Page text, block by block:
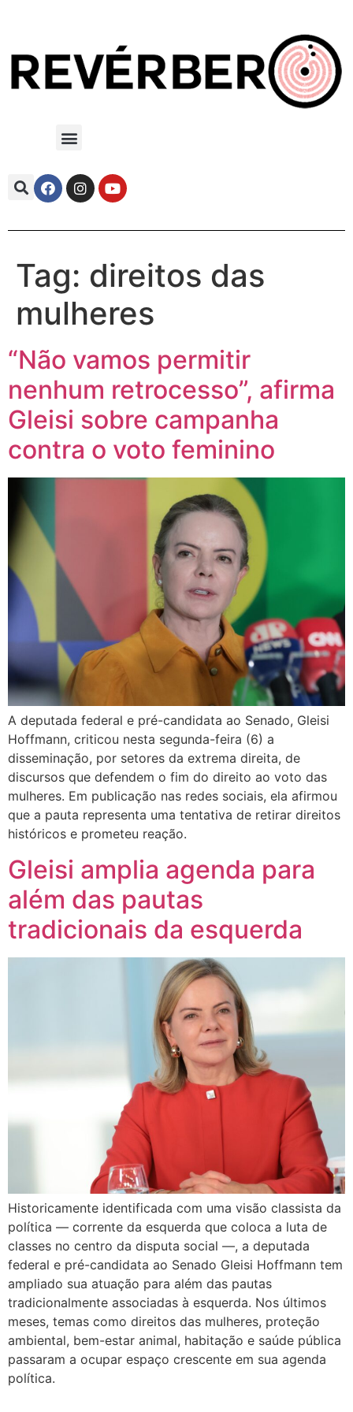
Tag: direitos das
mulheres
“Não vamos permitir
nenhum retrocesso”, afirma
Gleisi sobre campanha
contra o voto feminino
A deputada federal e pré-candidata ao Senado, Gleisi
Hoffmann, criticou nesta segunda-feira (6) a
disseminação, por setores da extrema direita, de
discursos que defendem o fim do direito ao voto das
mulheres. Em publicação nas redes sociais, ela afirmou
que a pauta representa uma tentativa de retirar direitos
históricos e prometeu reação.
Gleisi amplia agenda para
além das pautas
tradicionais da esquerda
Historicamente identificada com uma visão classista da
política — corrente da esquerda que coloca a luta de
classes no centro da disputa social —, a deputada
federal e pré-candidata ao Senado Gleisi Hoffmann tem
ampliado sua atuação para além das pautas
tradicionalmente associadas à esquerda. Nos últimos
meses, temas como direitos das mulheres, proteção
ambiental, bem-estar animal, habitação e saúde pública
passaram a ocupar espaço crescente em sua agenda
política.